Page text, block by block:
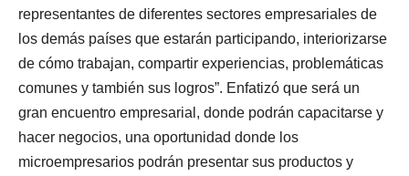
representantes de diferentes sectores empresariales de
los demás países que estarán participando, interiorizarse
de cómo trabajan, compartir experiencias, problemáticas
comunes y también sus logros”. Enfatizó que será un
gran encuentro empresarial, donde podrán capacitarse y
hacer negocios, una oportunidad donde los
microempresarios podrán presentar sus productos y